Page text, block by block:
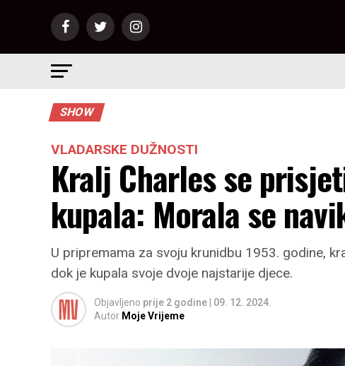
SHOW
VLADARSKE DUŽNOSTI
Kralj Charles se
kupala: Morala se
U pripremama za svoju krunidbu 1953. godine,
dok je kupala svoje dvoje najstarije djece.
Objavljeno prije 2 godine
09. 12. 2024.
Autor Moje Vrijeme